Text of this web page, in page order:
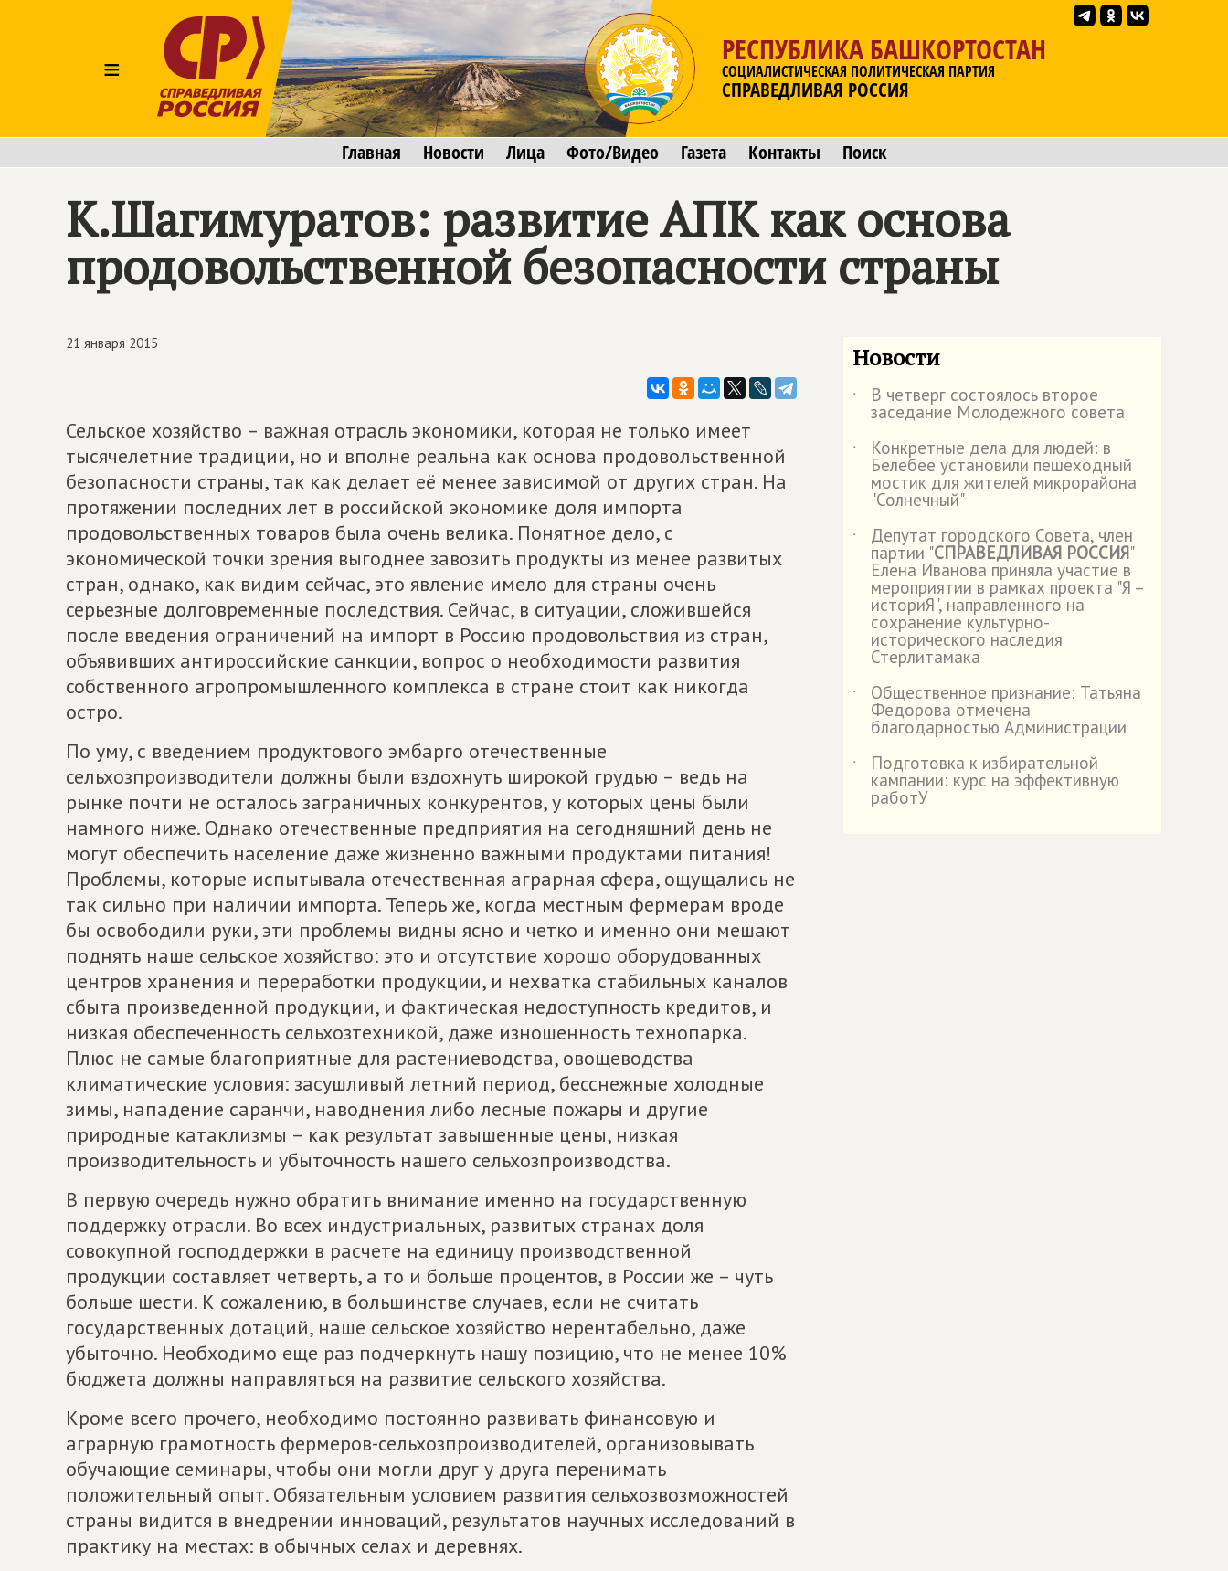
≡
РЕСПУБЛИКА БАШКОРТОСТАН
СОЦИАЛИСТИЧЕСКАЯ ПОЛИТИЧЕСКАЯ ПАРТИЯ
СПРАВЕДЛИВАЯ РОССИЯ
Главная Новости Лица Фото/Видео Газета Контакты Поиск
К.Шагимуратов: развитие АПК как основа
продовольственной безопасности страны
21 января 2015
Сельское хозяйство – важная отрасль экономики, которая не только имеет
тысячелетние традиции, но и вполне реальна как основа продовольственной
безопасности страны, так как делает её менее зависимой от других стран. На
протяжении последних лет в российской экономике доля импорта
продовольственных товаров была очень велика. Понятное дело, с
экономической точки зрения выгоднее завозить продукты из менее развитых
стран, однако, как видим сейчас, это явление имело для страны очень
серьезные долговременные последствия. Сейчас, в ситуации, сложившейся
после введения ограничений на импорт в Россию продовольствия из стран,
объявивших антироссийские санкции, вопрос о необходимости развития
собственного агропромышленного комплекса в стране стоит как никогда
остро.
По уму, с введением продуктового эмбарго отечественные
сельхозпроизводители должны были вздохнуть широкой грудью – ведь на
рынке почти не осталось заграничных конкурентов, у которых цены были
намного ниже. Однако отечественные предприятия на сегодняшний день не
могут обеспечить население даже жизненно важными продуктами питания!
Проблемы, которые испытывала отечественная аграрная сфера, ощущались не
так сильно при наличии импорта. Теперь же, когда местным фермерам вроде
бы освободили руки, эти проблемы видны ясно и четко и именно они мешают
поднять наше сельское хозяйство: это и отсутствие хорошо оборудованных
центров хранения и переработки продукции, и нехватка стабильных каналов
сбыта произведенной продукции, и фактическая недоступность кредитов, и
низкая обеспеченность сельхозтехникой, даже изношенность технопарка.
Плюс не самые благоприятные для растениеводства, овощеводства
климатические условия: засушливый летний период, бесснежные холодные
зимы, нападение саранчи, наводнения либо лесные пожары и другие
природные катаклизмы – как результат завышенные цены, низкая
производительность и убыточность нашего сельхозпроизводства.
В первую очередь нужно обратить внимание именно на государственную
поддержку отрасли. Во всех индустриальных, развитых странах доля
совокупной господдержки в расчете на единицу производственной
продукции составляет четверть, а то и больше процентов, в России же – чуть
больше шести. К сожалению, в большинстве случаев, если не считать
государственных дотаций, наше сельское хозяйство нерентабельно, даже
убыточно. Необходимо еще раз подчеркнуть нашу позицию, что не менее 10%
бюджета должны направляться на развитие сельского хозяйства.
Кроме всего прочего, необходимо постоянно развивать финансовую и
аграрную грамотность фермеров-сельхозпроизводителей, организовывать
обучающие семинары, чтобы они могли друг у друга перенимать
положительный опыт. Обязательным условием развития сельхозвозможностей
страны видится в внедрении инноваций, результатов научных исследований в
практику на местах: в обычных селах и деревнях.
Новости
˙ В четверг состоялось второе
заседание Молодежного совета
˙
Конкретные дела для людей: в
Белебее установили пешеходный
мостик для жителей микрорайона
"Солнечный"
˙
Депутат городского Совета, член
партии "СПРАВЕДЛИВАЯ РОССИЯ"
Елена Иванова приняла участие в
мероприятии в рамках проекта "Я –
историЯ", направленного на
сохранение культурно-
исторического наследия
Стерлитамака
˙
Общественное признание: Татьяна
Федорова отмечена
благодарностью Администрации
˙
Подготовка к избирательной
кампании: курс на эффективную
работУ